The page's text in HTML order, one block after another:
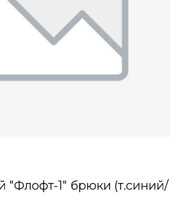
"Флофт-1" брюки (т.синий/